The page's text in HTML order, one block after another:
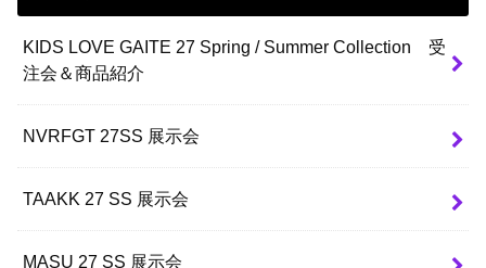
KIDS LOVE GAITE 27 Spring / Summer Collection 受
注会＆商品紹介
NVRFGT 27SS 展示会
TAAKK 27 SS 展示会
MASU 27 SS 展示会